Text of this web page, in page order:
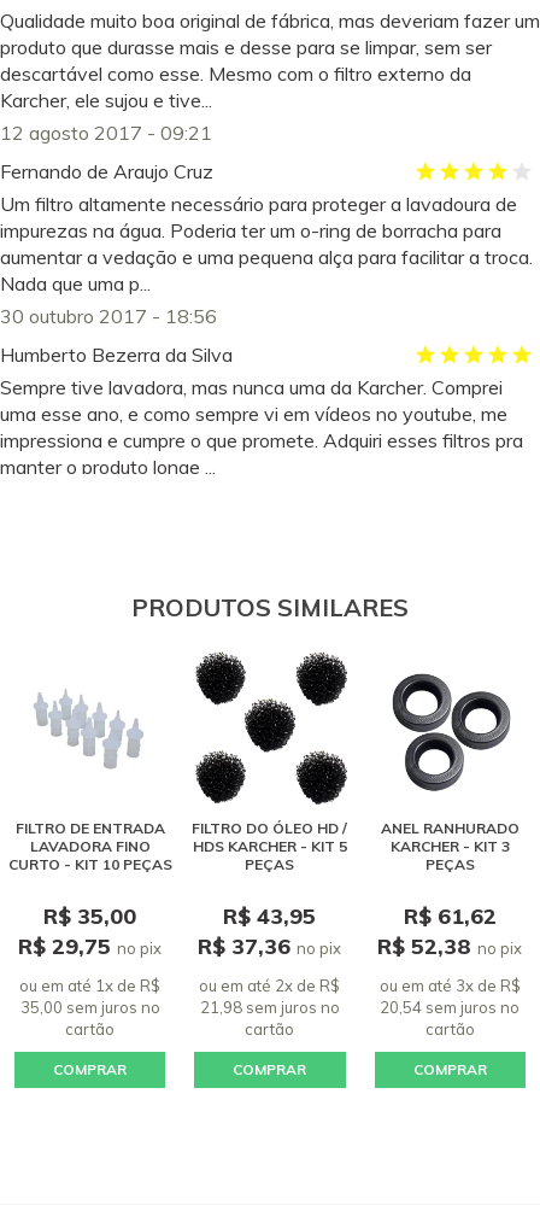
Qualidade muito boa original de fábrica, mas deveriam fazer um
produto que durasse mais e desse para se limpar, sem ser
descartável como esse. Mesmo com o filtro externo da
Karcher, ele sujou e tive...
12 agosto 2017 - 09:21
Fernando de Araujo Cruz
Um filtro altamente necessário para proteger a lavadoura de
impurezas na água. Poderia ter um o-ring de borracha para
aumentar a vedação e uma pequena alça para facilitar a troca.
Nada que uma p...
30 outubro 2017 - 18:56
Humberto Bezerra da Silva
Sempre tive lavadora, mas nunca uma da Karcher. Comprei
uma esse ano, e como sempre vi em vídeos no youtube, me
impressiona e cumpre o que promete. Adquiri esses filtros pra
manter o produto longe ...
15 outubro 2017 - 19:19
22 março 2019 - 15:02
wander rodrigues de souza
03 setembro 2017 - 12:59
Ricardo Silva Guimarães
PEÇAS? de quanto em quanto tempo deve ser trocado? Para
um suo domestico, onde o equipamento passa a maior tempo
desligado ou sem uso!
07 setembro 2020 - 15:48
PRODUTOS SIMILARES
FILTRO DE ENTRADA
LAVADORA FINO
CURTO - KIT 10 PEÇAS
R$ 35,00
R$ 29,75no pix
ou em até 1x de R$
35,00 sem juros no
cartão
COMPRAR
FILTRO DO ÓLEO HD /
HDS KARCHER - KIT 5
PEÇAS
R$ 43,95
R$ 37,36no pix
ou em até 2x de R$
21,98 sem juros no
cartão
COMPRAR
ANEL RANHURADO
KARCHER - KIT 3
PEÇAS
R$ 61,62
R$ 52,38no pix
ou em até 3x de R$
20,54 sem jurosno
cartão
COMPRAR